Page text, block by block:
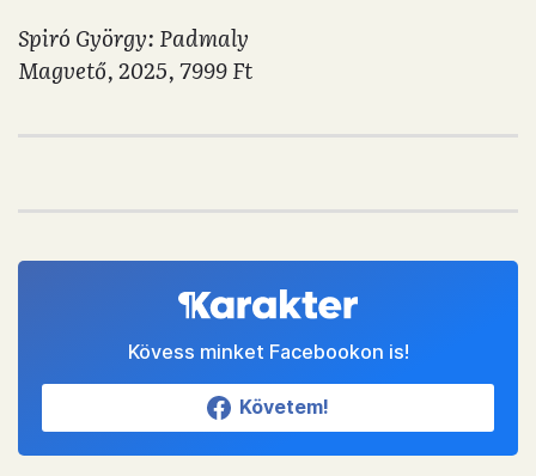
Spiró György: Padmaly
Magvető, 2025, 7999 Ft
Kövess minket Facebookon is!
Követem!